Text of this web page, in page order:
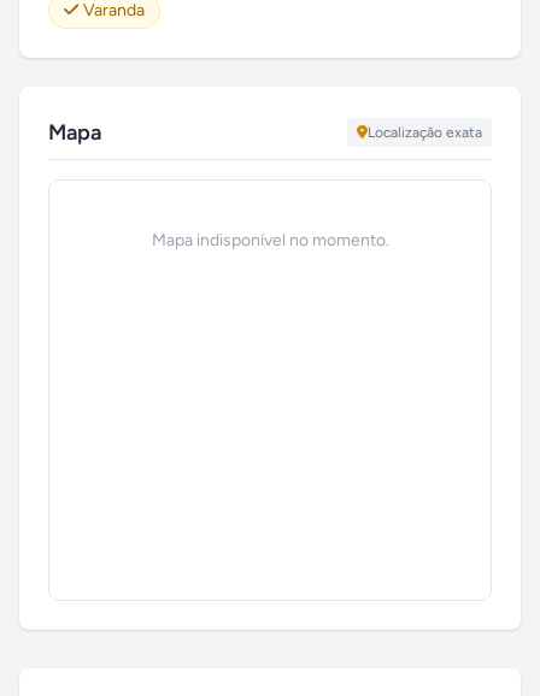
Varanda
Mapa Localização exata
Mapa indisponível no momento.